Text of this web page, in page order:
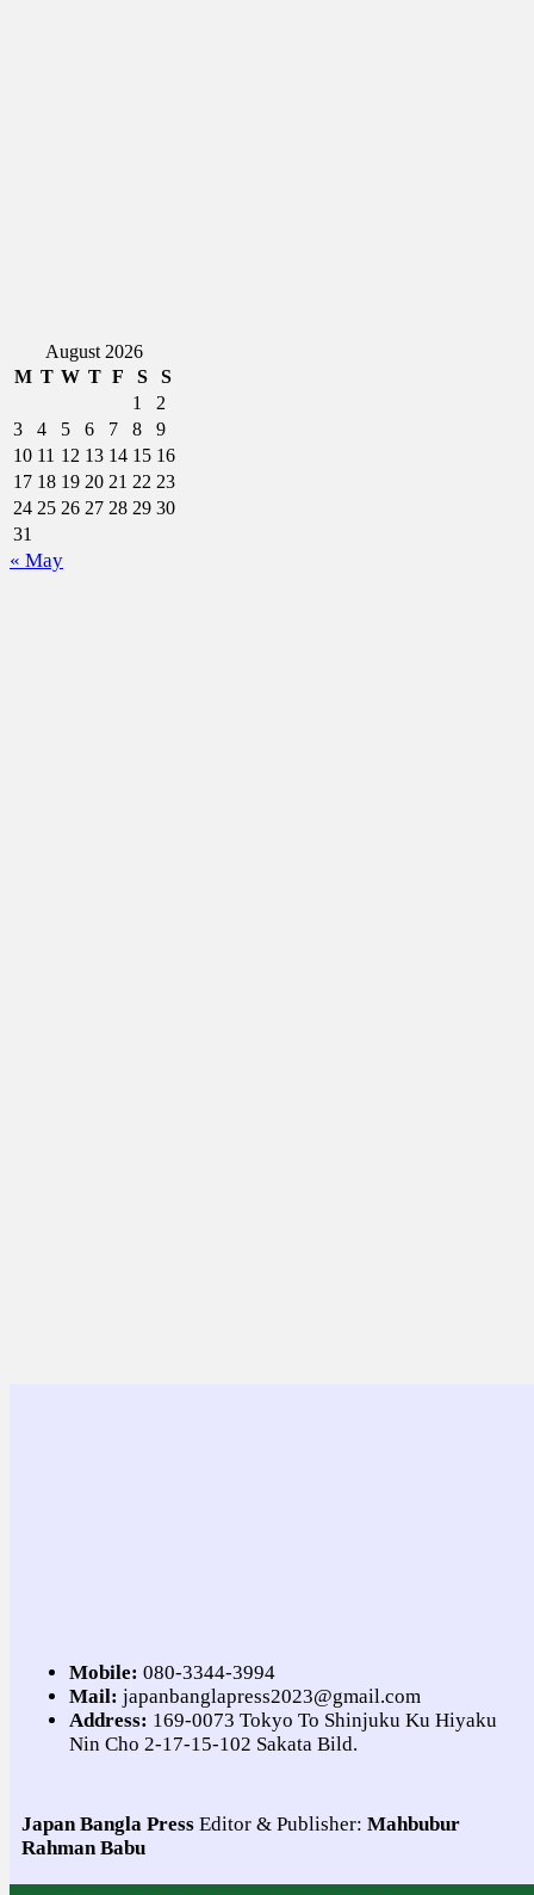
August 2026
M T W T F S
S
1
2
3
4 5 6 7 8
9
10 11 12 13 14 15 16
17 18 19 20 21 22 23
24 25 26 27 28 29 30
31
« May
Mobile: 080-3344-3994
Mail: japanbanglapress2023@gmail.com
Address: 169-0073 Tokyo To Shinjuku Ku Hiyaku
Nin Cho 2-17-15-102 Sakata Bild.
Japan Bangla Press Editor & Publisher: Mahbubur
Rahman Babu